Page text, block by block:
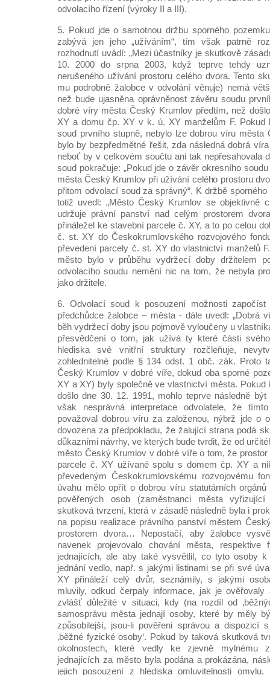
odvolacího řízení (výroky II a III).
5. Pokud jde o samotnou držbu sporného
zabývá jen jeho „užíváním“, tím však patrně
rozhodnutí uvádí: „Mezi účastníky je skutkově
10. 2000 do srpna 2003, když teprve tehdy
nerušeného užívání prostoru celého dvora. Tento
mu podrobně žalobce v odvolání věnuje) nemá
než bude ujasněna oprávněnost závěru soudu
dobré víry města Český Krumlov předtím, než
XY a domu čp. XY v k. ú. XY manželům F. Pokud
soud prvního stupně, nebylo lze dobrou víru města
bylo by bezpředmětné řešit, zda následná dobrá
neboť by v celkovém součtu ani tak nepřesahovala
soud pokračuje: „Pokud jde o závěr okresního
města Český Krumlov při užívání celého prostoru
přitom odvolací soud za správný“. K držbě
totiž uvedl: „Město Český Krumlov se objektivně
udržuje právní panství nad celým prostorem
přináležel ke stavební parcele č. XY, a to po celou
č. st. XY do Českokrumlovského rozvojového
převedení parcely č. st. XY do vlastnictví manželů
město bylo v průběhu vydržecí doby držitelem
odvolacího soudu nemění nic na tom, že nebyla
jako držitele.
6. Odvolací soud k posouzení možnosti započíst
předchůdce žalobce – města - dále uvedl: „Dobrá
běh vydržecí doby jsou pojmově vyloučeny u
přesvědčení o tom, jak užívá ty které části
hlediska své vnitřní struktury rozčleňuje,
zohlednitelné podle § 134 odst. 1 obč. zák. Proto
Český Krumlov v dobré víře, dokud oba sporné
XY a XY) byly společně ve vlastnictví města. Pokud
došlo dne 30. 12. 1991, mohlo teprve následně
však nesprávná interpretace odvolatele, že
považoval dobrou víru za založenou, nýbrž jde o
dovozena za předpokladu, že žalující strana podá
důkazními návrhy, ve kterých bude tvrdit, že od
město Český Krumlov v dobré víře o tom, že
parcele č. XY užívané spolu s domem čp. XY a
převedeným Českokrumlovskému rozvojovému
úvahu mělo opřít o dobrou víru statutárních orgánů
pověřených osob (zaměstnanci města
skutková tvrzení, která v zásadě následně byla i
na popisu realizace právního panství městem
prostorem dvora… Nepostačí, aby žalobce
navenek projevovalo chování města,
jednajících, ale aby také vysvětlil, co tyto osoby k
jednání vedlo, např. s jakými listinami se při své
XY přináleží celý dvůr, seznámily, s jakými
mluvily, odkud čerpaly informace, jak je ověřovaly
zvlášť důležité v situaci, kdy (na rozdíl od
samosprávu města jednají osoby, které by měly
způsobilejší, jsou-li pověřeni správou a dispozicí
‚běžné fyzické osoby‘. Pokud by taková skutková
okolnostech, které vedly ke zjevně mylnému
jednajících za město byla podána a prokázána,
jejich posouzení z hlediska omluvitelnosti